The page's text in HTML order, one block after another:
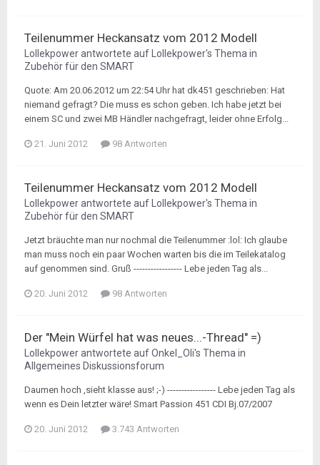
Teilenummer Heckansatz vom 2012 Modell
Lollekpowerantwortete auf Lollekpower's Thema in
Zubehör für den SMART
Quote: Am 20.06.2012 um 22:54 Uhr hat dk451 geschrieben: Hat
niemand gefragt? Die muss es schon geben. Ich habe jetzt bei
einem SC und zwei MB Händler nachgefragt, leider ohne Erfolg...
21. Juni 2012 98 Antworten
Teilenummer Heckansatz vom 2012 Modell
Lollekpowerantwortete auf Lollekpower's Thema in
Zubehör für den SMART
Jetzt bräuchte man nur nochmal die Teilenummer :lol: Ich glaube
man muss noch ein paar Wochen warten bis die im Teilekatalog
auf genommen sind. Gruß ----------------- Lebe jeden Tag als...
20. Juni 2012 98 Antworten
Der "Mein Würfel hat was neues...-Thread" =)
Lollekpowerantwortete aufOnkel_Oli's Thema in
Allgemeines Diskussionsforum
Daumen hoch ,sieht klasse aus! ;-) ----------------- Lebe jeden Tag als
wenn es Dein letzter wäre! Smart Passion 451 CDI Bj.07/2007
20. Juni 2012 3.743 Antworten